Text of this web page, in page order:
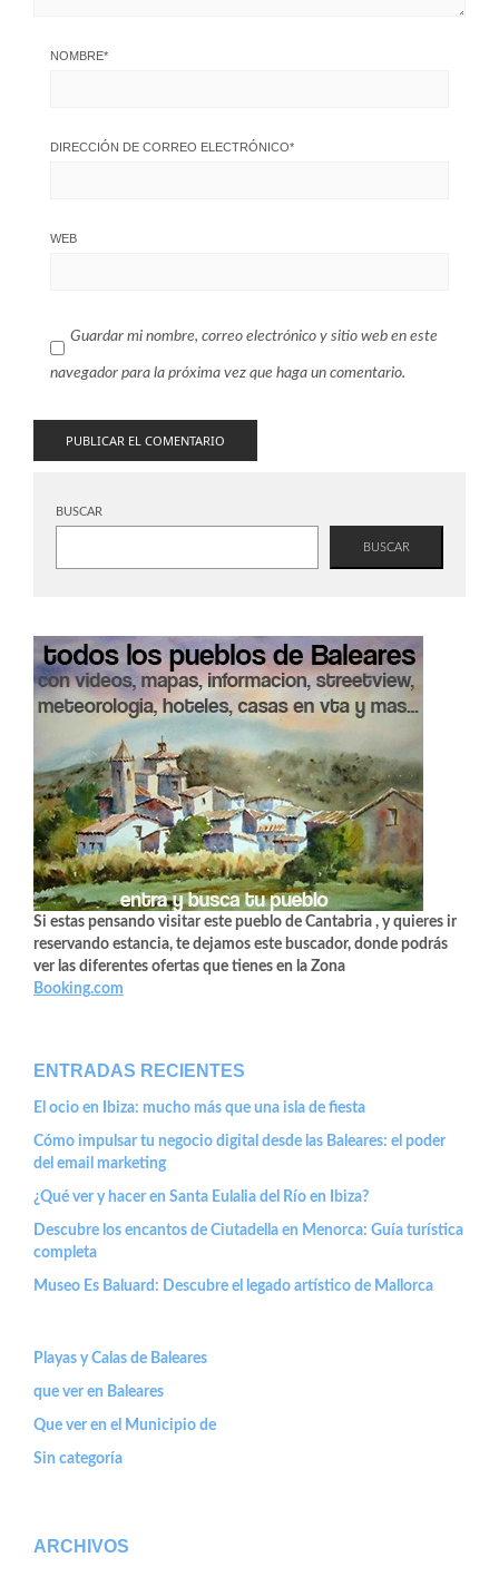
NOMBRE*
DIRECCIÓN DE CORREO ELECTRÓNICO*
WEB
Guardar mi nombre, correo electrónico y sitio web en este
navegador para la próxima vez que haga un comentario.
BUSCAR
BUSCAR
Si estas pensando visitar este pueblo de Cantabria , y quieres ir
reservando estancia, te dejamos este buscador, donde podrás
ver las diferentes ofertas que tienes en la Zona
Booking.com
ENTRADAS RECIENTES
El ocio en Ibiza: mucho más que una isla de fiesta
Cómo impulsar tu negocio digital desde las Baleares: el poder
del email marketing
¿Qué ver y hacer en Santa Eulalia del Río en Ibiza?
Descubre los encantos de Ciutadella en Menorca: Guía turística
completa
Museo Es Baluard: Descubre el legado artístico de Mallorca
Playas y Calas de Baleares
que ver en Baleares
Que ver en el Municipio de
Sin categoría
ARCHIVOS